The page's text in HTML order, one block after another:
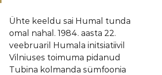
Ühte keeldu sai Humal tunda
omal nahal. 1984. aasta 22.
veebruaril Humala initsiatiivil
Vilniuses toimuma pidanud
Tubina kolmanda sümfoonia